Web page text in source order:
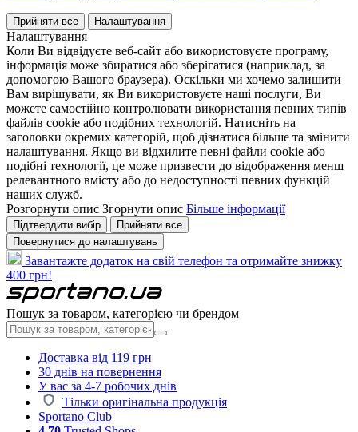
Прийняти все Налаштування
Налаштування
Коли Ви відвідуєте веб-сайт або використовуєте програму,
інформація може збиратися або зберігатися (наприклад, за
допомогою Вашого браузера). Оскільки ми хочемо залишити
Вам вирішувати, як Ви використовуєте наші послуги, Ви
можете самостійно контролювати використання певних типів
файлів cookie або подібних технологій. Натисніть на
заголовки окремих категорій, щоб дізнатися більше та змінити
налаштування. Якщо ви відхилите певні файли cookie або
подібні технології, це може призвести до відображення менш
релевантного вмісту або до недоступності певних функцій
наших служб.
Розгорнути опис Згорнути опис Більше інформації
Підтвердити вибір
Прийняти все
Повернутися до налаштувань
Завантажте додаток на свій телефон та отримайте знижку
400 грн!
Пошук за товаром, категорією чи брендом
Доставка від 119 грн
30 днів на повернення
У вас за 4-7 робочих днів
Тільки оригінальна продукція
Sportano Club